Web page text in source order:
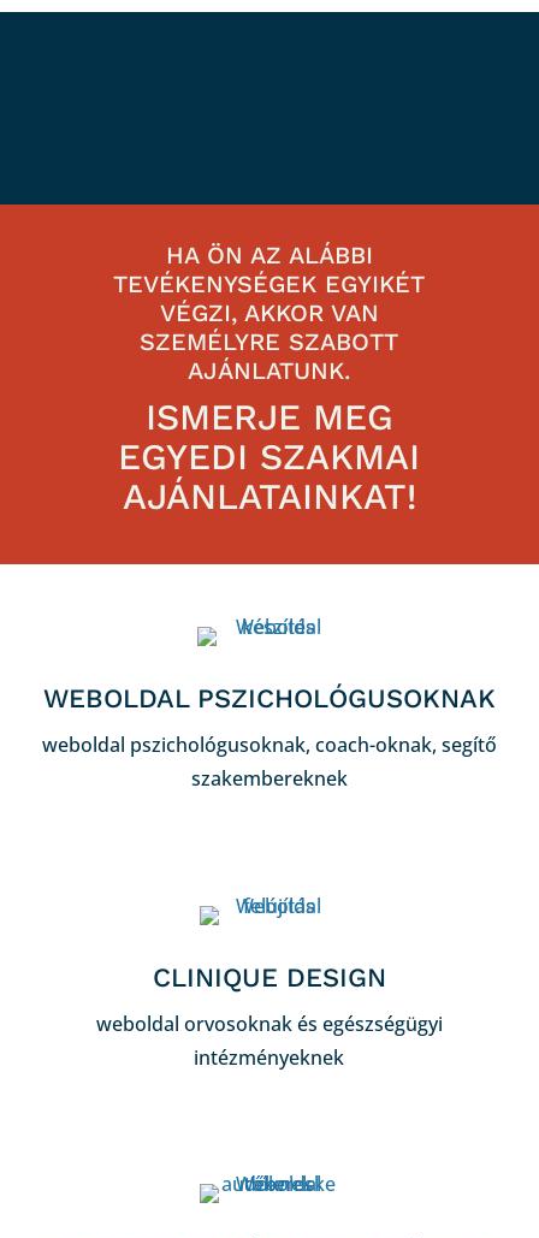
HA ÖN AZ ALÁBBI
TEVÉKENYSÉGEK EGYIKÉT
VÉGZI, AKKOR VAN
SZEMÉLYRE SZABOTT
AJÁNLATUNK.
ISMERJE MEG
EGYEDI SZAKMAI
AJÁNLATAINKAT!
WEBOLDAL PSZICHOLÓGUSOKNAK
weboldal pszichológusoknak, coach-oknak, segítő
szakembereknek
CLINIQUE DESIGN
weboldal orvosoknak és egészségügyi
intézményeknek